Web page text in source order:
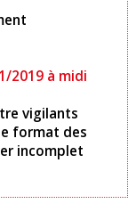
2019 à midi
vigilants
format des
incomplet